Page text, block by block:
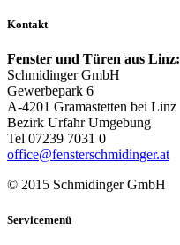
Kontakt
Fenster und Türen aus Linz:
Schmidinger GmbH
Gewerbepark 6
A-4201 Gramastetten bei Linz
Bezirk Urfahr Umgebung
Tel 07239 7031 0
office@fensterschmidinger.at
© 2015 Schmidinger GmbH
Servicemenü